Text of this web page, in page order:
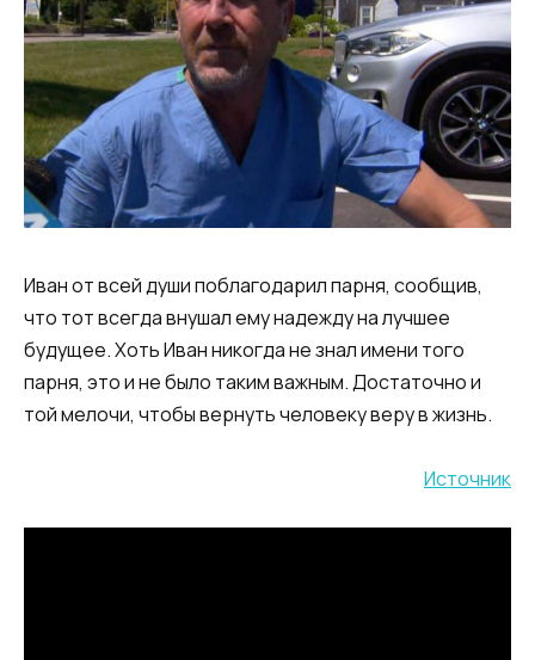
Иван от всей души поблагодарил парня, сообщив,
что тот всегда внушал ему надежду на лучшее
будущее. Хоть Иван никогда не знал имени того
парня, это и не было таким важным. Достаточно и
той мелочи, чтобы вернуть человеку веру в жизнь.
Источник